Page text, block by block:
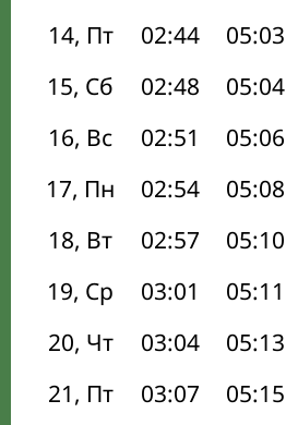
14, Пт
02:44 05:03
15, Сб
02:48 05:04
16, Вс
02:51 05:06
17, Пн
02:54 05:08
18, Вт
02:57 05:10
19, Ср
03:01 05:11
20, Чт
03:04 05:13
21, Пт
03:07 05:15